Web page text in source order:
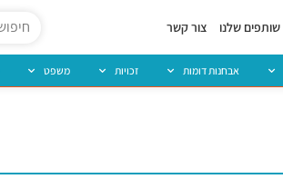
שותפים שלנו צור קשר
אבחנות דומות זכויות משפט